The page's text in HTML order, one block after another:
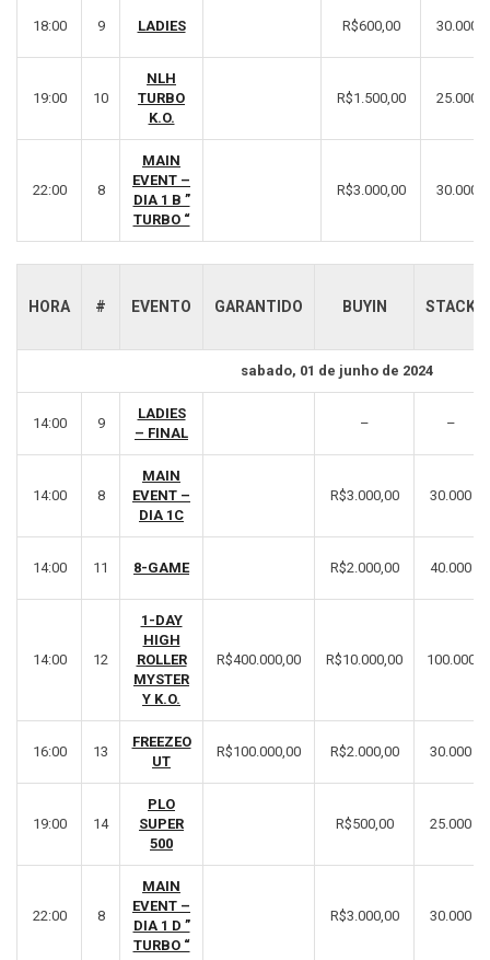
18:00 9 LADIES R$600,00 30.000
19:00 10
NLH
TURBO
K.O.
R$1.500,00 25.000
22:00 8
MAIN
EVENT –
DIA 1 B ”
TURBO “
R$3.000,00 30.000
HORA # EVENTO GARANTIDO BUYIN STACK
sabado, 01 de junho de 2024
14:00 9
LADIES
– FINAL
– –
14:00 8
MAIN
EVENT –
DIA 1C
R$3.000,00 30.000
14:00 11 8-GAME R$2.000,00 40.000
14:00 12
1-DAY
HIGH
ROLLER
MYSTER
Y K.O.
R$400.000,00 R$10.000,00 100.000
16:00 13
FREEZEO
UT
R$100.000,00 R$2.000,00 30.000
19:00 14
PLO
SUPER
500
R$500,00 25.000
22:00 8
MAIN
EVENT –
DIA 1 D ”
TURBO “
R$3.000,00 30.000